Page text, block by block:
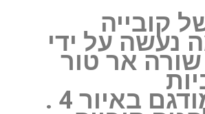
קובייה
נעשה על ידי
אר טור
כפי שמודגם באיור 4 ‏.